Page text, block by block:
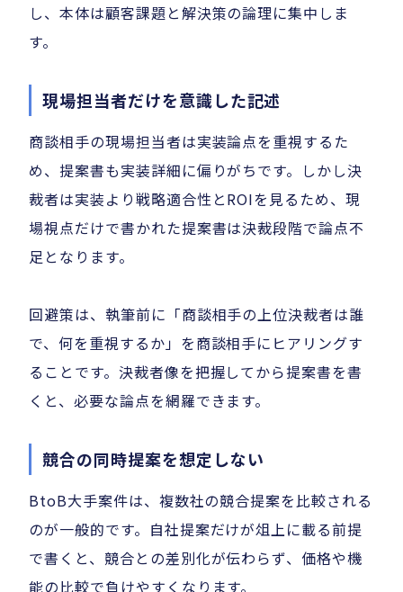
し、本体は顧客課題と解決策の論理に集中しま
す。
現場担当者だけを意識した記述
商談相手の現場担当者は実装論点を重視するた
め、提案書も実装詳細に偏りがちです。しかし決
裁者は実装より戦略適合性とROIを見るため、現
場視点だけで書かれた提案書は決裁段階で論点不
足となります。
回避策は、執筆前に「商談相手の上位決裁者は誰
で、何を重視するか」を商談相手にヒアリングす
ることです。決裁者像を把握してから提案書を書
くと、必要な論点を網羅できます。
競合の同時提案を想定しない
BtoB大手案件は、複数社の競合提案を比較される
のが一般的です。自社提案だけが俎上に載る前提
で書くと、競合との差別化が伝わらず、価格や機
能の比較で負けやすくなります。